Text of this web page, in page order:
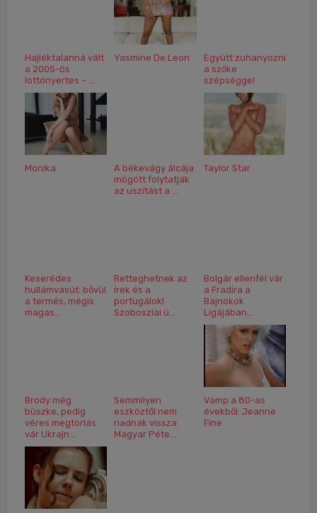
Hajléktalanná vált
a 2005-ös
lottónyertes – ...
Yasmine De Leon
Együtt zuhanyozni
a szőke
szépséggel
Monika
A békevágy álcája
mögött folytatják
az uszítást a ...
Taylor Star
Keserédes
hullámvasút: bővül
a termés, mégis
magas...
Retteghetnek az
írek és a
portugálok!
Szoboszlai ú...
Bolgár ellenfél vár
a Fradira a
Bajnokok
Ligájában...
Brody még
büszke, pedig
véres megtorlás
vár Ukrajn...
Semmilyen
eszköztől nem
riadnak vissza
Magyar Péte...
Vamp a 80-as
évekből: Jeanne
Fine